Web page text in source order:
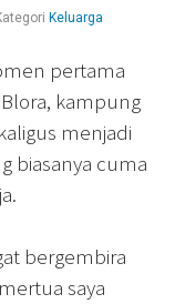
Keluarga
pertama
kampung
menjadi
biasanya cuma
bergembira
saya